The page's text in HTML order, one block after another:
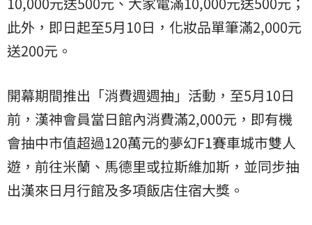
此外，即日起至5月10日，化妝品單筆滿2,000元
送200元。
開幕期間推出「消費週週抽」活動，至5月10日
前，漢神會員當日館內消費滿2,000元，即有機
會抽中市值超過120萬元的夢幻F1賽車城市雙人
遊，前往米蘭、馬德里或拉斯維加斯，並同步抽
出漢來日月行館及多項飯店住宿大獎。